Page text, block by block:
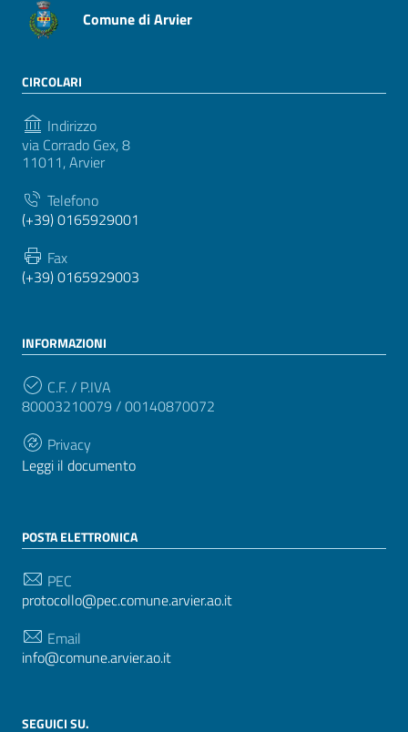
Comune di Arvier
CIRCOLARI
Indirizzo
via Corrado Gex, 8
11011, Arvier
Telefono
(+39) 0165929001
Fax
(+39) 0165929003
INFORMAZIONI
C.F. / P.IVA
80003210079 / 00140870072
Privacy
Leggi il documento
POSTA ELETTRONICA
PEC
protocollo@pec.comune.arvier.ao.it
Email
info@comune.arvier.ao.it
SEGUICI SU.